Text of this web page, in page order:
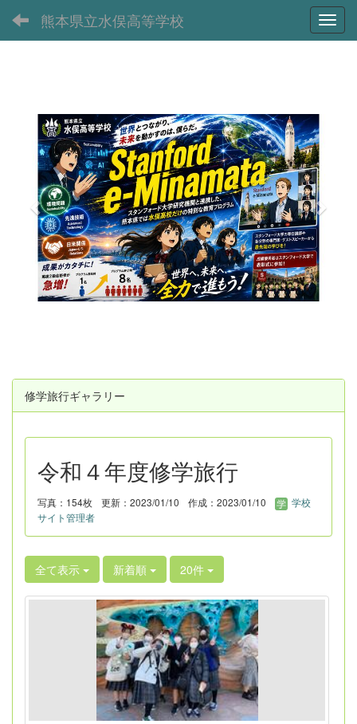
熊本県立水俣高等学校
v
i
o
u
s
t
修学旅行ギャラリー
令和４年度修学旅行
写真：154枚 更新：2023/01/10 作成：2023/01/10
学校
サイト管理者
全て表示 新着順 20件